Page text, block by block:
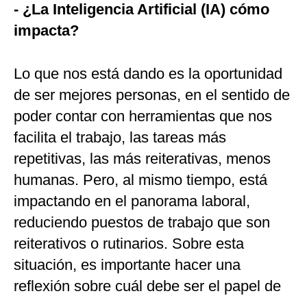
- ¿La Inteligencia Artificial (IA) cómo
impacta?
Lo que nos está dando es la oportunidad
de ser mejores personas, en el sentido de
poder contar con herramientas que nos
facilita el trabajo, las tareas más
repetitivas, las más reiterativas, menos
humanas. Pero, al mismo tiempo, está
impactando en el panorama laboral,
reduciendo puestos de trabajo que son
reiterativos o rutinarios. Sobre esta
situación, es importante hacer una
reflexión sobre cuál debe ser el papel de